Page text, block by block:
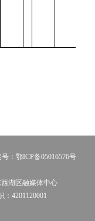
：鄂ICP备05016576号
湖区融媒体中心
：4201120001